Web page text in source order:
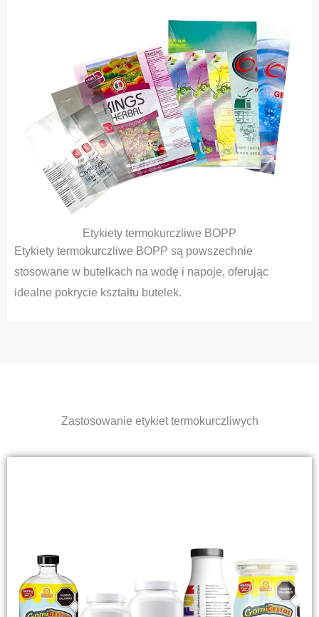
Etykiety termokurczliwe BOPP
Etykiety termokurczliwe BOPP są powszechnie
stosowane w butelkach na wodę i napoje, oferując
idealne pokrycie kształtu butelek.
Zastosowanie etykiet termokurczliwych